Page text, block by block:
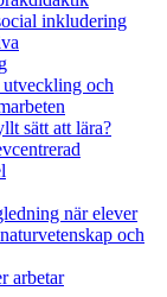
inkludering
utveckling och
sätt att lära?
när elever
och
arbetar